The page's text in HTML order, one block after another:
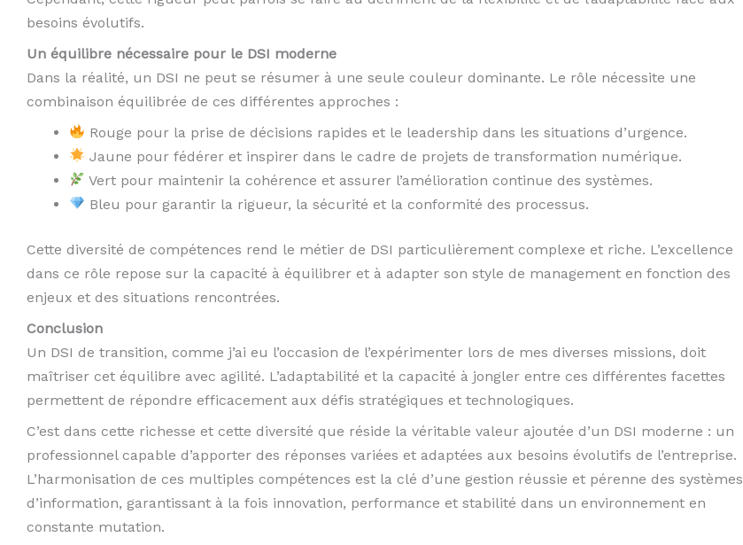
besoins évolutifs.
Un équilibre nécessaire pour le DSI moderne
Dans la réalité, un DSI ne peut se résumer à une seule couleur dominante. Le rôle nécessite une
combinaison équilibrée de ces différentes approches :
Rouge pour la prise de décisions rapides et le leadership dans les situations d’urgence.
Jaune pour fédérer et inspirer dans le cadre de projets de transformation numérique.
Vert pour maintenir la cohérence et assurer l’amélioration continue des systèmes.
Bleu pour garantir la rigueur, la sécurité et la conformité des processus.
Cette diversité de compétences rend le métier de DSI particulièrement complexe et riche. L’excellence
dans ce rôle repose sur la capacité à équilibrer et à adapter son style de management en fonction des
enjeux et des situations rencontrées.
Conclusion
Un DSI de transition, comme j’ai eu l’occasion de l’expérimenter lors de mes diverses missions, doit
maîtriser cet équilibre avec agilité. L’adaptabilité et la capacité à jongler entre ces différentes facettes
permettent de répondre efficacement aux défis stratégiques et technologiques.
C’est dans cette richesse et cette diversité que réside la véritable valeur ajoutée d’un DSI moderne : un
professionnel capable d’apporter des réponses variées et adaptées aux besoins évolutifs de l’entreprise.
L’harmonisation de ces multiples compétences est la clé d’une gestion réussie et pérenne des systèmes
d’information, garantissant à la fois innovation, performance et stabilité dans un environnement en
constante mutation.